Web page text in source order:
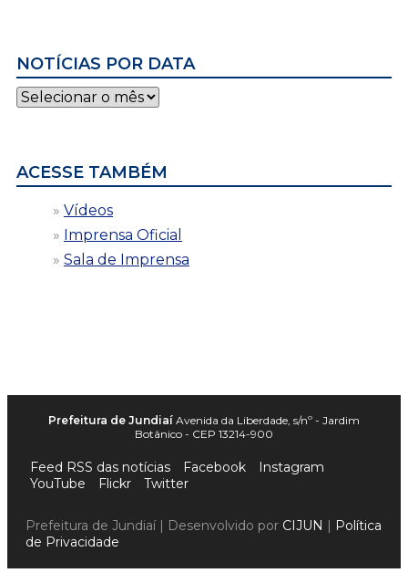
NOTÍCIAS POR DATA
Notícias
por
ACESSE TAMBÉM
Vídeos
Imprensa Oficial
Sala de Imprensa
Prefeitura de Jundiaí Avenida da Liberdade, s/nº - Jardim
Botânico - CEP 13214-900
Feed RSS das notícias Facebook
Instagram
YouTube
Flickr Twitter
Prefeitura de Jundiaí | Desenvolvido por CIJUN | Política
de Privacidade